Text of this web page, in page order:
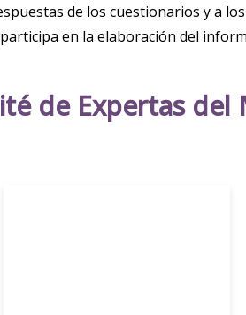
de los cuestionarios y a
en la elaboración del
de Expertas del